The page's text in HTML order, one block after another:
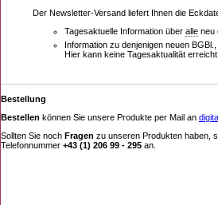
Der Newsletter-Versand liefert Ihnen die
Tagesaktuelle Information über alle neu
Information zu denjenigen neuen
Hier kann keine Tagesaktualität
Bestellung
Bestellen können Sie unsere Produkte per Mail an
Sollten Sie noch Fragen zu unseren Produkten haben,
Telefonnummer +43 (1) 206 99 - 295 an.